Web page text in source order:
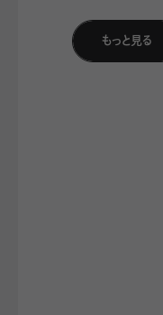
1つの場所で
「確か
同じ場所に
もっと見る